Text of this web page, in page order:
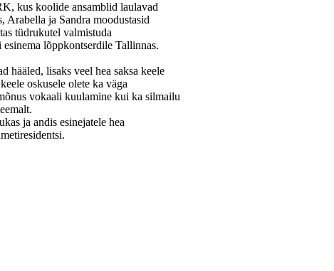
kus koolide ansamblid laulavad
ja Sandra moodustasid
tüdrukutel valmistuda
lõppkontserdile Tallinnas.
hääled, lisaks veel hea saksa keele
oskusele olete ka väga
vokaali kuulamine kui ka silmailu
ja andis esinejatele hea